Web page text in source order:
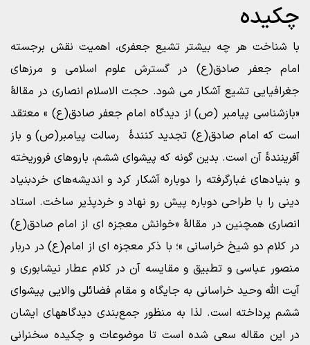
چکیده
با شناخت هر چه بیشتر تشیع جعفری، اهمیت نقش برجسته
امام جعفر صادق(ع) در گسترش علوم اسلامی و مرزهای
جغرافیایی تشیع آشکار می شود. حجت الاسلام انصاری در مقالۀ
«بازشناسی پیامبر (ص) از دیدگاه امام جعفر صادق(ع) » معتقد
است که امام صادق(ع) تجدید کنندۀ رسالت پیامبر(ص) و باز
آفرینندۀ آن است. بدین گونه که پیشوای ششم، باروهای فروریخته
و بنیادهای غبارگرفته را دوباره آشکار کرد و اندیشه‌های خردبنیاد
دینی را با طراحی دوباره پیش رو نهاد و خردپذیر ساخت. استاد
انصاری همچنین در مقالۀ «خوانش معجزه ای از امام صادق(ع)
در کلام دو شیخ خراسانی »؛ با ذکر معجزه ای از امام(ع) در دربار
منصور عباسی و تطبیق و مقایسه آن در کلام عطار نیشابوری و
آیت الله وحید خراسانی به جایگاه و مقام فضائلی والایی پیشوای
ششم پرداخته است. لذا به منظور جمع‌بندی دیدگاههای ایشان
در این مقاله سعی شده است تا موضوعات و چکیده سخنرانی